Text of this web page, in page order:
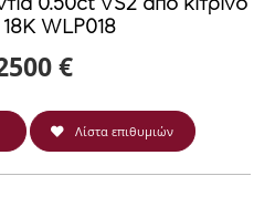
0.50ct VS2 από κίτρινο
WLP018
€
Λίστα επιθυμιών